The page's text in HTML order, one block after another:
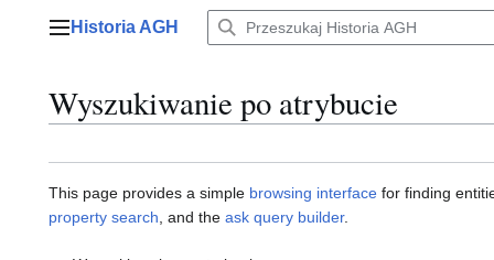
Menu główne
Historia AGH
Wyszukiwanie po atrybucie
This page provides a simple browsing interface for finding
property search , and the ask query builder.